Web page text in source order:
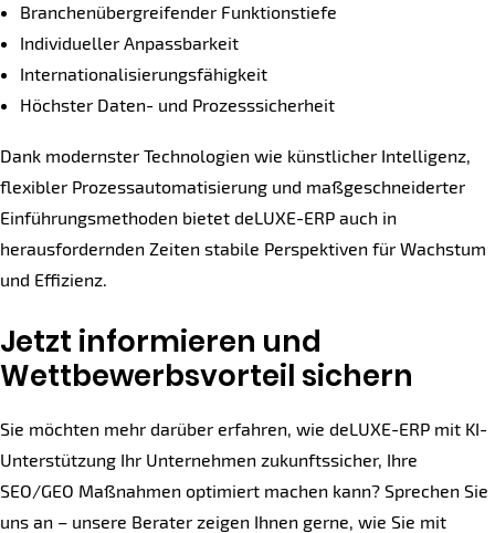
Branchenübergreifender Funktionstiefe
Individueller Anpassbarkeit
Internationalisierungsfähigkeit
Höchster Daten- und Prozesssicherheit
Dank modernster Technologien wie künstlicher Intelligenz,
flexibler Prozessautomatisierung und maßgeschneiderter
Einführungsmethoden bietet deLUXE-ERP auch in
herausfordernden Zeiten stabile Perspektiven für Wachstum
und Effizienz.
Jetzt informieren und
Wettbewerbsvorteil sichern
Sie möchten mehr darüber erfahren, wie deLUXE-ERP mit KI-
Unterstützung Ihr Unternehmen zukunftssicher, Ihre
SEO/GEO Maßnahmen optimiert machen kann? Sprechen Sie
uns an – unsere Berater zeigen Ihnen gerne, wie Sie mit